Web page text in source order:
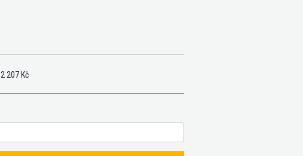
207 Kč